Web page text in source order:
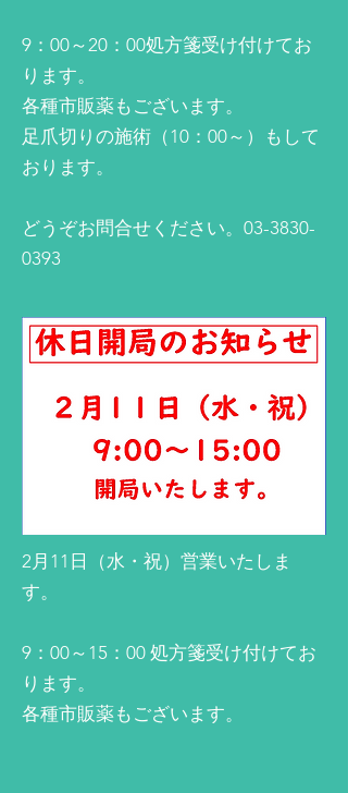
9：00～20：00処方箋受け付けてお
ります。
各種市販薬もございます。
足爪切りの施術（10：00～）もして
おります。
​どうぞお問合せください。03-3830-
0393
2月11日（水・祝）営業いたしま
す。
9：00～15：00 処方箋受け付けてお
ります。
各種市販薬もございます。